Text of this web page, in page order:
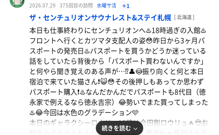
リュ🔥一気に室内は熱々で爆汗😱💦センチュリオンのikiで
慣れているはずだけどこちらのiki2はハイスペックで強力
🔥🔥
本日の水風呂は痺れ水約9℃と癒し水約18℃❄️深さのある
痺れ水へ全身をドボン❄️💨上から落ちてくる水もキンキン
❄️超気持ちいい❄️😆
露天風呂からの川のせせらぎと新緑に癒されながらインフ
ィニティチェアで整い☺️✨思わずうとうと…😴
鹿の湯の温泉はさっぱりしていて好きな泉質♨️仏の湯♨️傷
の湯♨️熱の湯♨️様々な温度の温泉で日頃の疲れを癒す♨️☺️
自分の好みは傷の湯♨️🦌
17時はロウリュ&熱波サービス🈂️🔥本日の担当はフジモト
さん♨️まずはコカコーラコラボで綾鷹のロウリュ🔥🍵そし
2026.07.29 375回目の訪問 水曜サ活 ＋1
ザ・センチュリオンサウナレスト&ステイ札幌 [ 北海道 ]
本日も仕事終わりにセンチュリオンへ♨️18時過ぎの入館♨️
フロントへ行くとカツマタ支配人の姿😳昨日から3ヶ月パ
スポートの発売日♨️パスポートを買うかどうか迷っている
話をしていたら背後から「パスポート買わないんですか」
と何やら聞き覚えのある声が…⁉️👤😳振り向くと何と本日
宿泊で来ていた猫さん❗️😺😳その後押しもあってか思わず
パスポート購入❗️♨️なんだかんだでパスポートも8代目（徳
永家で例えるなら徳永吉宗）😂勢いでまた買ってしまった
♨️😂今回は水色のグラデーション🩵
本日のギャラクシーロウリュ19時は合田剛ロウリュ🔥😎お
馴染みのドラえもんソングに合わせて熱波🪨🔥最初はドア
続きを読む